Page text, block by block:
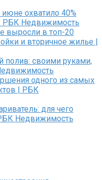
охватило 40%
РБК Недвижимость
выросли в топ-20
и вторичное жилье |
полив: своими руками,
одного из самых
| РБК
для чего
Недвижимость